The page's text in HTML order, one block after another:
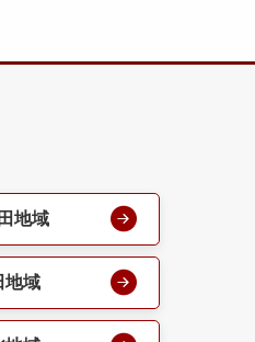
地域
地域